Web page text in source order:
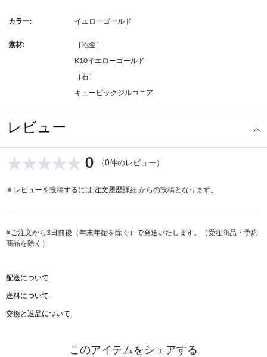
カラー: イエローゴールド
素材: ［地金］
K10イエローゴールド
［石］
キュービックジルコニア
レビュー
0 （0件のレビュー）
※ レビューを投稿するには 注文履歴詳細 からの投稿となります。
※ご注文から3日前後（年末年始を除く）で発送いたします。（受注商品・予約
商品を除く）
配送について
送料について
交換と返品について
このアイテムをシェアする